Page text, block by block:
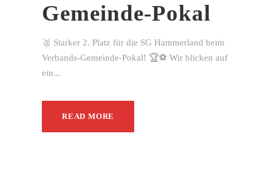
Gemeinde-Pokal
🥈 Starker 2. Platz für die SG Hammerland beim
Verbands-Gemeinde-Pokal! 🏆⚽ Wir blicken auf
ein...
READ MORE